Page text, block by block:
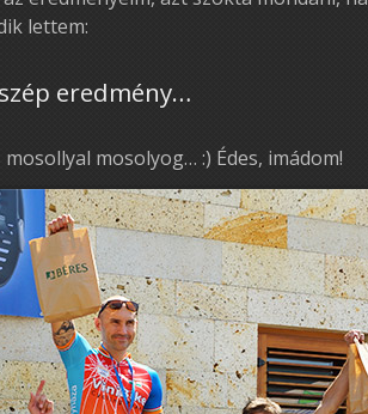
lettem:
eredmény…
mosolyog… :) Édes, imádom!